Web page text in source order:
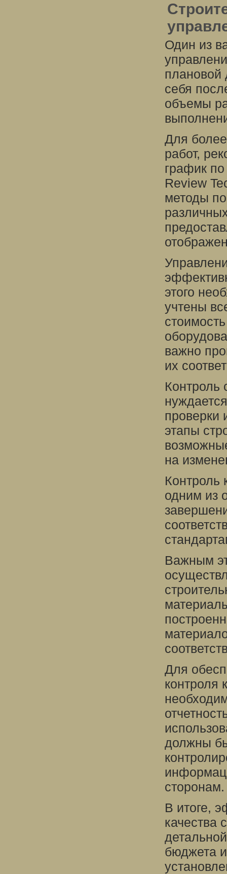
Один из
плановой
себя
объемы
Для
работ,
график
Review
методы
этого
учтены
важно
их
Контроль
проверки
этапы
на
Контроль
одним из
Важным
Для
контроля
должны
сторонам.
В итоге,
качества
бюджета и